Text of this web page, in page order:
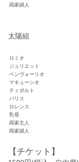
両家婦人
太陽組
ロミオ
ジュリエット
ベンヴォーリオ
マキューシオ
ティボルト
パリス
ロレンス
乳母
両家主人
両家婦人
【チケット】